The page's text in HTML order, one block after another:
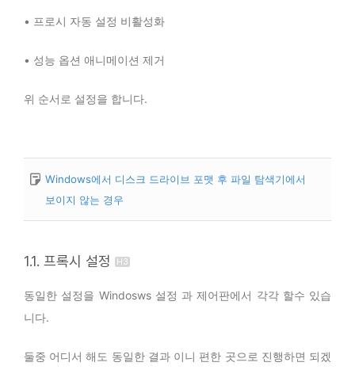
• 프로시 자동 설정 비활성화
• 성능 옵션 애니메이션 제거
위 순서로 설정을 합니다.
Windows에서 디스크 드라이브 포맷 후 파일 탐색기에서
보이지 않는 경우
1.1. 프록시 설정
동일한 설정을 Windosws 설정 과 제어판에서 각각 할수 있습
니다.
둘중 어디서 해도 동일한 결과 이니 편한 곳으로 진행하면 되겠